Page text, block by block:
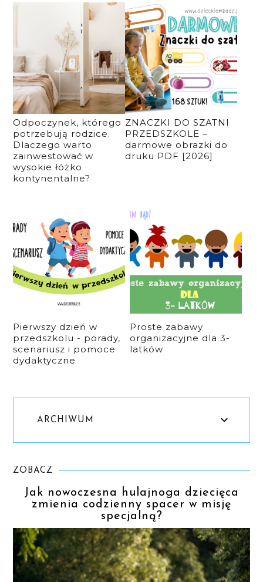
Odpoczynek, którego
potrzebują rodzice.
Dlaczego warto
zainwestować w
wysokie łóżko
kontynentalne?
ZNACZKI DO SZATNI
PRZEDSZKOLE –
darmowe obrazki do
druku PDF [2026]
Pierwszy dzień w
przedszkolu - porady,
scenariusz i pomoce
dydaktyczne
Proste zabawy
organizacyjne dla 3-
latków
ARCHIWUM
ZOBACZ
Jak nowoczesna hulajnoga dziecięca
zmienia codzienny spacer w misję
specjalną?